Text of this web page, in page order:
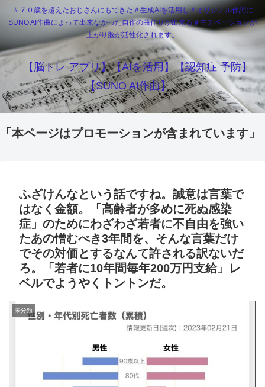
＃７０歳を超えたおじさんにもできた＃生成AIを活用し＃オリジナル作詞に
SUNO AI作曲によって出来なかった自作の曲作りが出来る＃モチベーションが
上がり脳が活性化されます。
【脳トレ アプリ】【AIを活用】【認知症 予防】
【SUNO AI作曲】
「本ページはプロモーションが含まれています」
ふざけんなという話ですね。誠意は言葉で
はなく金額。「高齢者が多めに死ぬ感染
症」のためにわざわざ若者に不自由を強い
たあの憎むべき3年間を、そんな言葉だけ
でその対価とするなんて許される訳ないだ
ろ。「若者に10年間毎年200万円支給」レ
ベルでようやくトントンだ。
未分類